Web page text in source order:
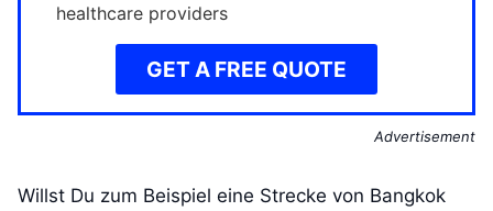
healthcare providers
GET A FREE QUOTE
Advertisement
Willst Du zum Beispiel eine Strecke von Bangkok